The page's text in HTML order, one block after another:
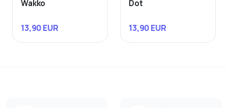
Wakko
13,90 EUR
Dot
13,90 EUR